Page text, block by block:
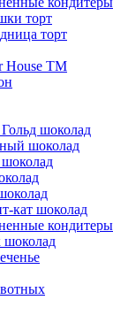
торт
торт
House ТМ
шоколад
шоколад
кат шоколад